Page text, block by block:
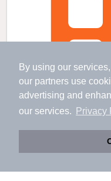
By using our
our partners use
advertising and
our services.
Privacy
アプリに切り替え
会員登録なしですぐ